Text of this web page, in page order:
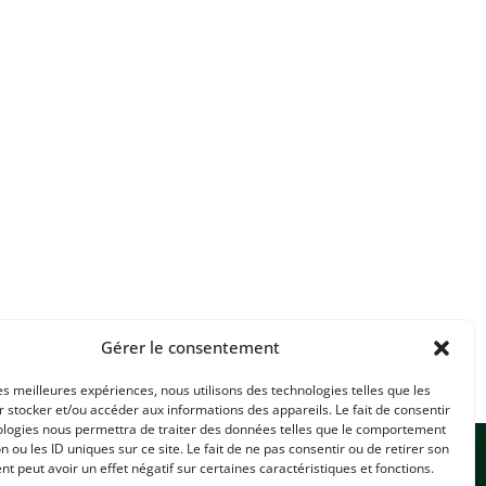
Gérer le consentement
meilleures expériences, nous utilisons des technologies telles que les
stocker et/ou accéder aux informations des appareils. Le fait de consentir
nous permettra de traiter des données telles que le comportement
ou les ID uniques sur ce site. Le fait de ne pas consentir ou de retirer son
peut avoir un effet négatif sur certaines caractéristiques et fonctions.